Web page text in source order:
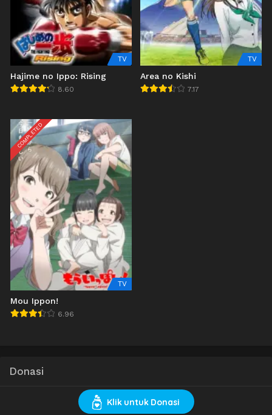
TV
Hajime no Ippo: Rising
8.60
TV
Area no Kishi
7.17
COMPLETED
TV
Mou Ippon!
6.96
Donasi
Klik untuk Donasi